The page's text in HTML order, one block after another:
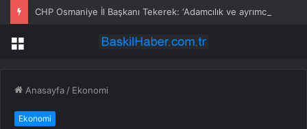
Menü
Anasayfa / Ekonomi
Ekonomi